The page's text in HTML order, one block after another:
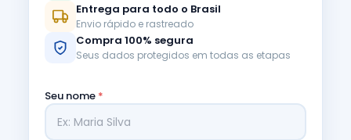
Entrega para todo o Brasil
Envio rápido e rastreado
Compra 100% segura
Seus dados protegidos em todas as etapas
Seu nome *